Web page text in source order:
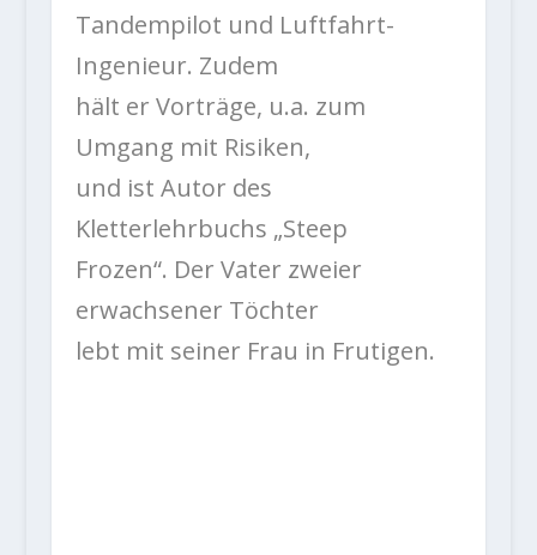
Tandempilot und Luftfahrt-
Ingenieur. Zudem
hält er Vorträge, u.a. zum
Umgang mit Risiken,
und ist Autor des
Kletterlehrbuchs „Steep
Frozen“. Der Vater zweier
erwachsener Töchter
lebt mit seiner Frau in Frutigen.